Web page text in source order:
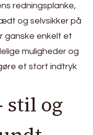
redningsplanke,
og selvsikker på
ganske enkelt et
muligheder og
et stort indtryk
stil og